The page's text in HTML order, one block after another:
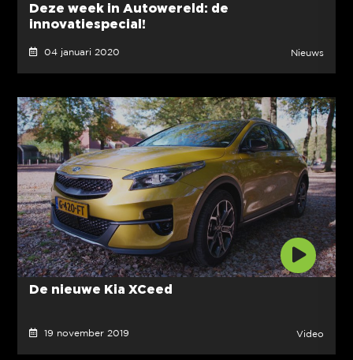
Deze week in Autowereld: de
innovatiespecial!
04 januari 2020 Nieuws
De nieuwe Kia XCeed
19 november 2019 Video